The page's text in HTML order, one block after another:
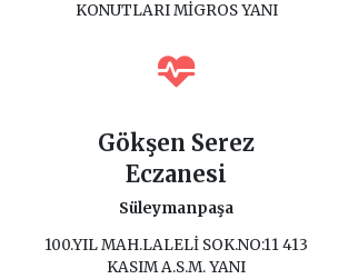
KONUTLARI MİGROS YANI
Gökşen Serez
Eczanesi
Süleymanpaşa
100.YIL MAH.LALELİ SOK.NO:11 413
KASIM A.S.M. YANI